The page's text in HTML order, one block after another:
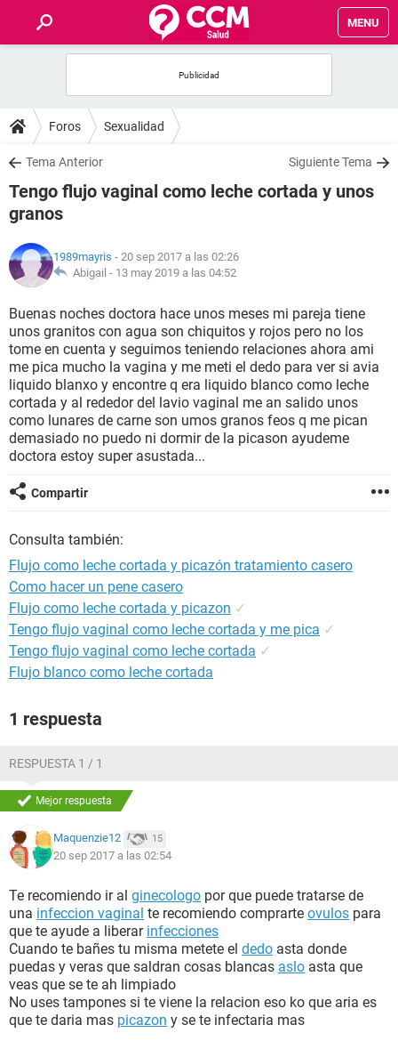
MENU
FOROS
SALUD
FAMILIA
NUTRICIÓN
SEXUALIDAD
GLOSARIO
Foros Sexualidad
Tema Anterior Siguiente Tema
Tengo flujo vaginal como leche cortada y unos
granos
1989mayris - 20 sep 2017 a las 02:26
Abigail - 13 may 2019 a las 04:52
Buenas noches doctora hace unos meses mi pareja tiene
unos granitos con agua son chiquitos y rojos pero no los
tome en cuenta y seguimos teniendo relaciones ahora ami
me pica mucho la vagina y me meti el dedo para ver si avia
liquido blanxo y encontre q era liquido blanco como leche
cortada y al rededor del lavio vaginal me an salido unos
como lunares de carne son umos granos feos q me pican
demasiado no puedo ni dormir de la picason ayudeme
doctora estoy super asustada...
Compartir
Consulta también:
Flujo como leche cortada y picazón tratamiento casero
Como hacer un pene casero
Flujo como leche cortada y picazon ✓
Tengo flujo vaginal como leche cortada y me pica ✓
Tengo flujo vaginal como leche cortada ✓
Flujo blanco como leche cortada
1 respuesta
RESPUESTA 1 / 1
Mejor respuesta
Maquenzie12 15
20 sep 2017 a las 02:54
Te recomiendo ir al ginecologo por que puede tratarse de
una infeccion vaginal te recomiendo comprarte ovulos para
que te ayude a liberar infecciones
Cuando te bañes tu misma metete el dedo asta donde
puedas y veras que saldran cosas blancas aslo asta que
veas que se te ah limpiado
No uses tampones si te viene la relacion eso ko que aria es
que te daria mas picazon y se te infectaria mas